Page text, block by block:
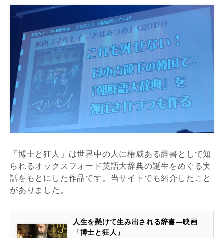
「博士と狂人」は世界中の人に権威ある辞書として知
られるオックスフォード英語大辞典の誕生をめぐる実
話をもとにした作品です。当サイトでも紹介したこと
がありました。
人生を懸けて生み出される辞書―映画
「博士と狂人」